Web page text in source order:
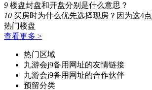
9 楼盘封盘和开盘分别是什么意思？
10 买房时为什么优先选择现房？因为这4点
热门楼盘
查看更多 >
热门区域
九游会j9备用网址的友情链接
九游会j9备用网址的合作伙伴
预留分类